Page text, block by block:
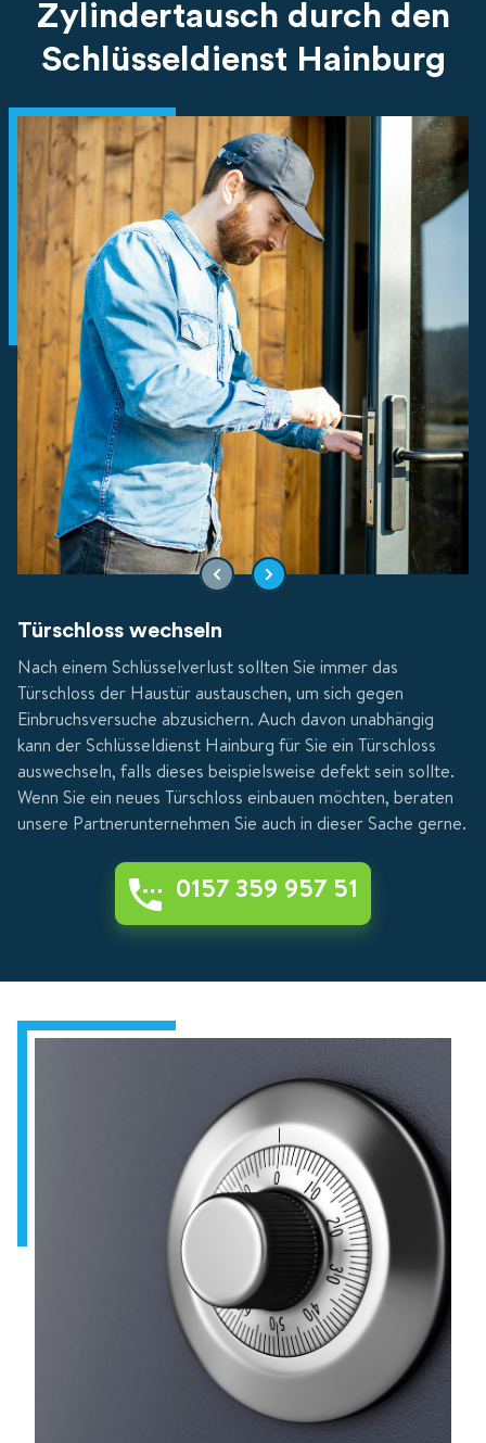
Zylindertausch durch den
Schlüsseldienst Hainburg
Türschloss wechseln
Nach einem Schlüsselverlust sollten Sie immer das
Türschloss der Haustür austauschen, um sich gegen
Einbruchsversuche abzusichern. Auch davon unabhängig
kann der Schlüsseldienst Hainburg für Sie ein Türschloss
auswechseln, falls dieses beispielsweise defekt sein sollte.
Wenn Sie ein neues Türschloss einbauen möchten, beraten
unsere Partnerunternehmen Sie auch in dieser Sache gerne.
0157 359 957 51